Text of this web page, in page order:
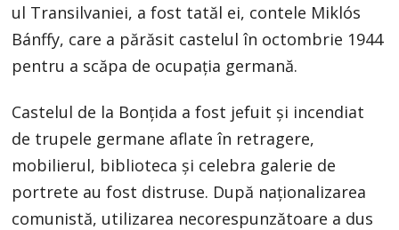
ul Transilvaniei, a fost tatăl ei, contele Miklós
Bánffy, care a părăsit castelul în octombrie 1944
pentru a scăpa de ocupaţia germană.
Castelul de la Bonţida a fost jefuit şi incendiat
de trupele germane aflate în retragere,
mobilierul, biblioteca şi celebra galerie de
portrete au fost distruse. După naţionalizarea
comunistă, utilizarea necorespunzătoare a dus